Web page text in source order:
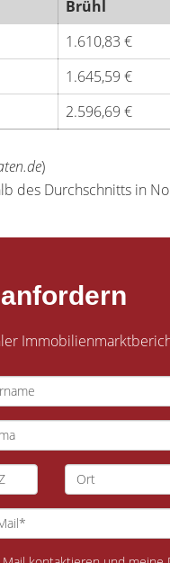
Brühl
1.610,83 €
1.645,59 €
2.596,69 €
)
des Durchschnitts in